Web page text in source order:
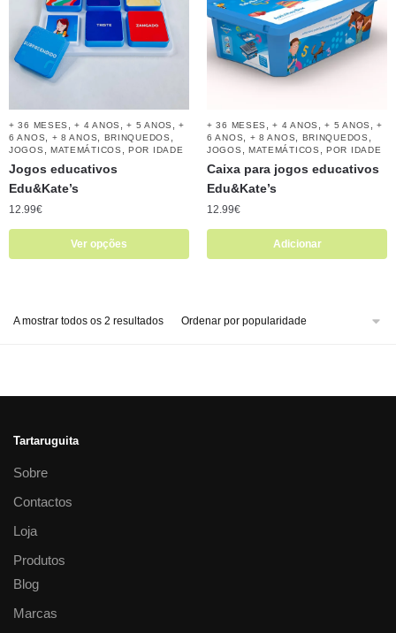
+ 36 MESES ,+ 4 ANOS ,+ 5 ANOS ,+
6 ANOS
+ 8 ANOS BRINQUEDOS
JOGOS MATEMÁTICOS ,POR IDADE
Jogos educativos
Edu&Kate’s
12.99€
Ver opções
+ 36 MESES ,+ 4 ANOS ,+ 5 ANOS ,+
6 ANOS
+ 8 ANOS BRINQUEDOS
JOGOS MATEMÁTICOS ,POR IDADE
Caixa para jogos educativos
Edu&Kate’s
12.99€
Adicionar
A mostrar todos os 2 resultados
Tartaruguita
Sobre
Contactos
Loja
Produtos
Blog
Marcas